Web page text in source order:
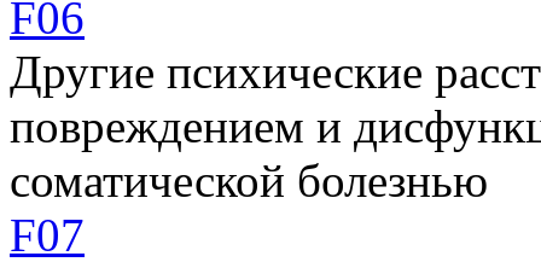
F06
Другие психические
повреждением и
соматической болезнью
F07